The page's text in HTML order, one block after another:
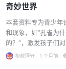
奇妙世界
本套资料专为青少年
和现象，如“孔雀为
的？”，激发孩子们
含音频和PDF文件，
柳欹瑾轩 1 个月前